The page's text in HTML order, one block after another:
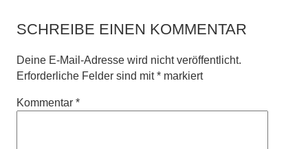
SCHREIBE EINEN KOMMENTAR
Deine E-Mail-Adresse wird nicht veröffentlicht.
Erforderliche Felder sind mit*markiert
Kommentar *